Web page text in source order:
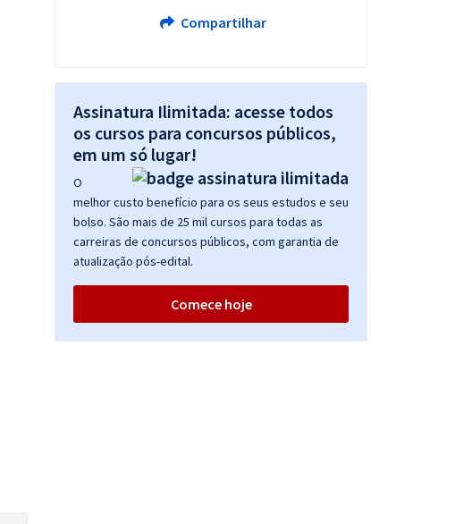
Compartilhar
Assinatura Ilimitada: acesse todos
os cursos para concursos públicos,
em um só lugar!
O
melhor custo benefício para os seus estudos e seu
bolso. São mais de 25 mil cursos para todas as
carreiras de concursos públicos, com garantia de
atualização pós-edital.
Comece hoje